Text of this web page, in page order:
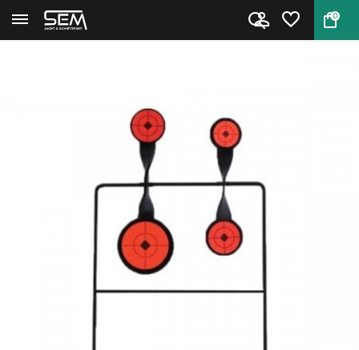
0
Terug Home Spinner Target Double Round